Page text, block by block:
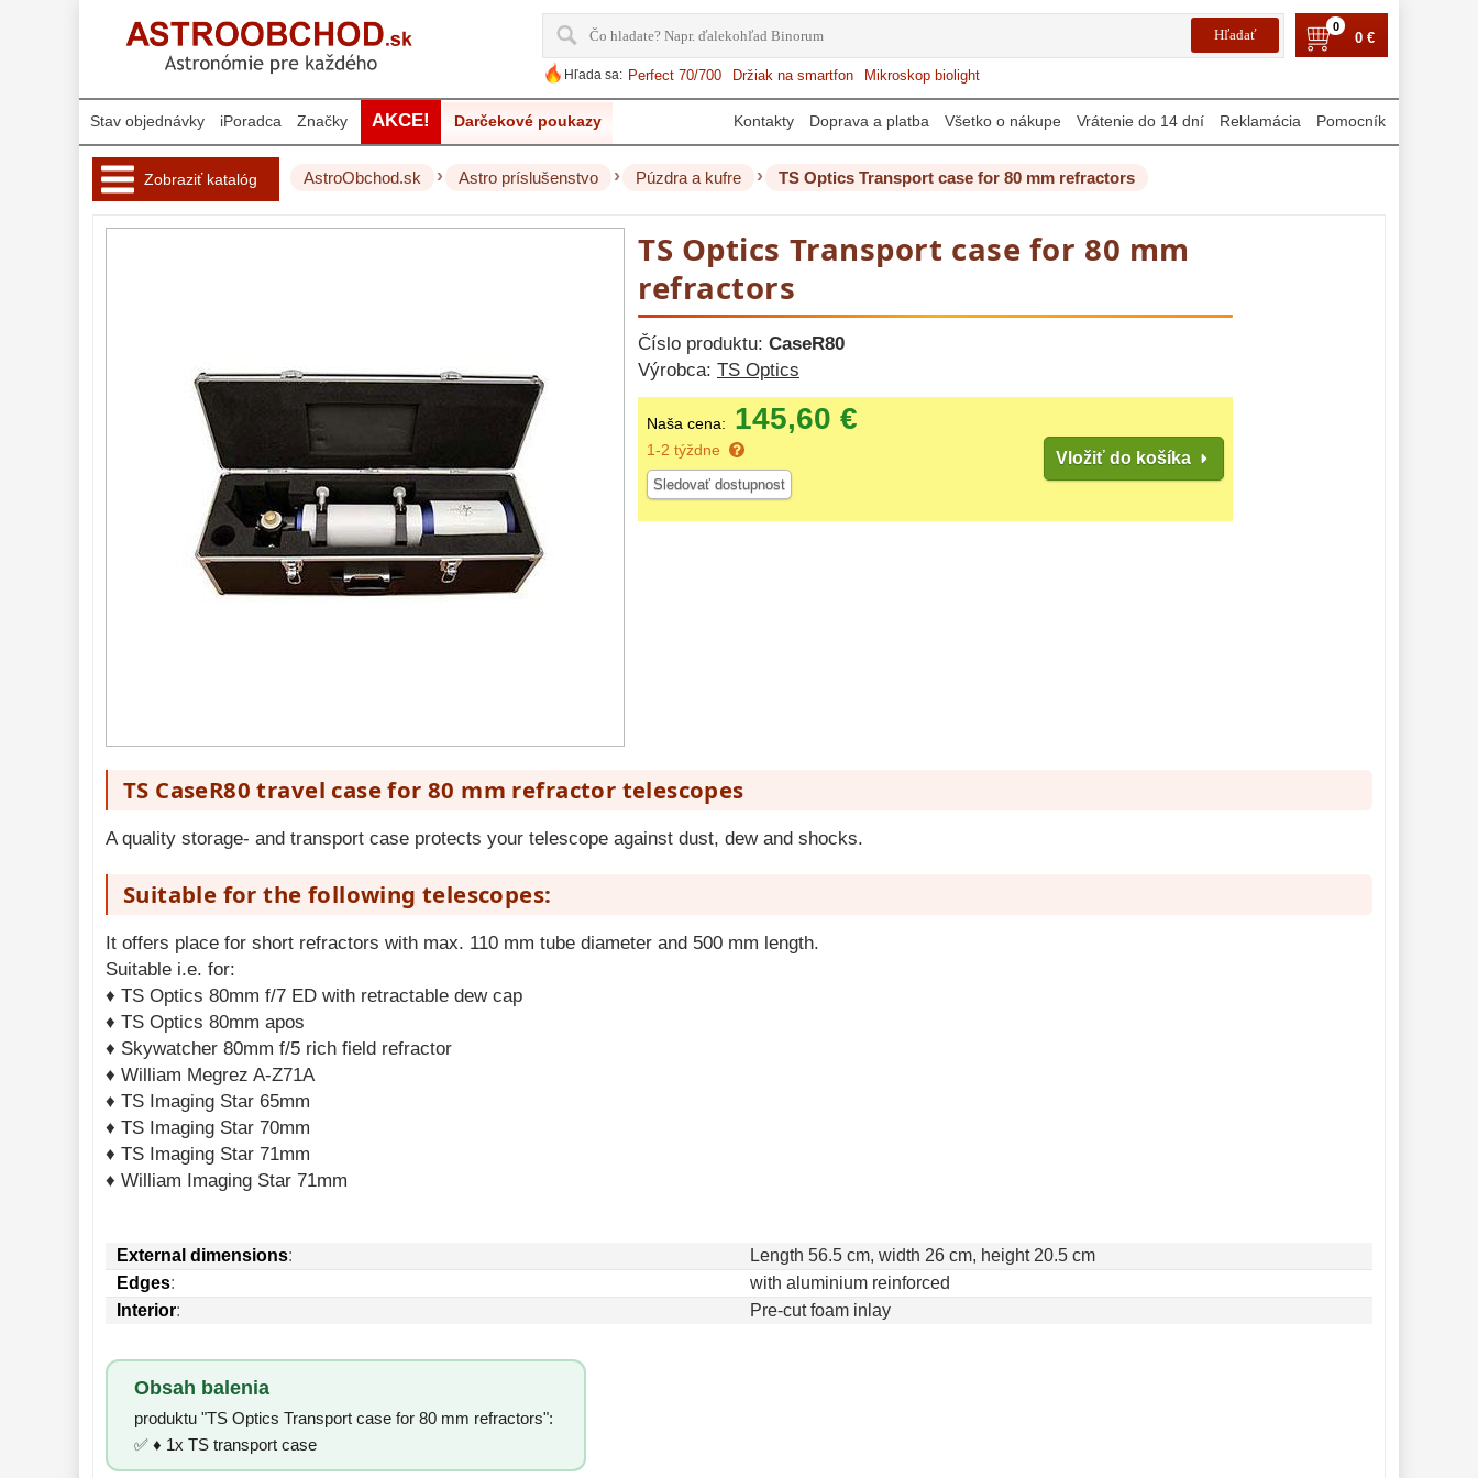
0
0 €
Hľada sa: Perfect 70/700 Držiak na smartfon Mikroskop biolight
Stav objednávky iPoradca Značky AKCE! Darčekové poukazy Kontakty Doprava a platba Všetko o nákupe Vrátenie do 14 dní Reklamácia Pomocník
Zobraziť katalóg
príslušenstvo
175
Redukcia 1,25" a
Okulárové výťahy a
25
Binohlavy 3
Kolimátory
Montáže 93
Zrkadielka a
hranoly
Astrofotografia 306
Komponenty
Diaľkomery a Nočné
Monokulárne 49
Mikroskopy
Meteostanice 52
Foto stativy
Lupy 69
Darčekové
poukazy
AstroObchod.sk › Astro príslušenstvo › Púzdra a kufre › TS Optics Transport case for 80 mm refractors
TS Optics Transport case for 80 mm
refractors
Číslo produktu: CaseR80
Výrobca: TS Optics
Naša cena: 145,60 €
1-2 týždne
Sledovať dostupnost
Vložiť do košíka
TS CaseR80 travel case for 80 mm refractor telescopes
A quality storage- and transport case protects your telescope against dust, dew and shocks.
Suitable for the following telescopes:
It offers place for short refractors with max. 110 mm tube diameter and 500 mm length.
Suitable i.e. for:
♦ TS Optics 80mm f/7 ED with retractable dew cap
♦ TS Optics 80mm apos
♦ Skywatcher 80mm f/5 rich field refractor
♦ William Megrez A-Z71A
♦ TS Imaging Star 65mm
♦ TS Imaging Star 70mm
♦ TS Imaging Star 71mm
♦ William Imaging Star 71mm
External dimensions:
Length 56.5 cm, width 26 cm, height 20.5 cm
Edges:
with aluminium reinforced
Interior: Pre-cut foam inlay
Obsah balenia
produktu "TS Optics Transport case for 80 mm refractors":
✅ ♦ 1x TS transport case